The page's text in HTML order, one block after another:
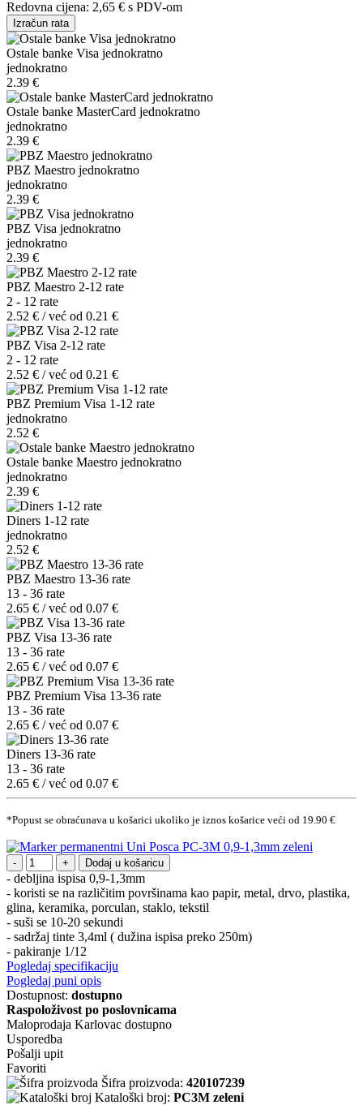
Redovna cijena: 2,65 € s PDV-om
Izračun rata
Ostale banke Visa jednokratno
jednokratno
2.39 €
Ostale banke MasterCard jednokratno
jednokratno
2.39 €
PBZ Maestro jednokratno
jednokratno
2.39 €
PBZ Visa jednokratno
jednokratno
2.39 €
PBZ Maestro 2-12 rate
2 - 12 rate
2.52 € / već od 0.21 €
PBZ Visa 2-12 rate
2 - 12 rate
2.52 € / već od 0.21 €
PBZ Premium Visa 1-12 rate
jednokratno
2.52 €
Ostale banke Maestro jednokratno
jednokratno
2.39 €
Diners 1-12 rate
jednokratno
2.52 €
PBZ Maestro 13-36 rate
13 - 36 rate
2.65 € / već od 0.07 €
PBZ Visa 13-36 rate
13 - 36 rate
2.65 € / već od 0.07 €
PBZ Premium Visa 13-36 rate
13 - 36 rate
2.65 € / već od 0.07 €
Diners 13-36 rate
13 - 36 rate
2.65 € / već od 0.07 €
*Popust se obraćunava u košarici ukoliko je iznos košarice veći od 19.90 €
Dodaj u košaricu
- debljina ispisa 0,9-1,3mm
- koristi se na različitim površinama kao papir, metal, drvo, plastika,
glina, keramika, porculan, staklo, tekstil
- suši se 10-20 sekundi
- sadržaj tinte 3,4ml ( dužina ispisa preko 250m)
- pakiranje 1/12
Pogledaj specifikaciju
Pogledaj puni opis
Dostupnost: dostupno
Raspoloživost po poslovnicama
Maloprodaja Karlovac dostupno
Usporedba
Pošalji upit
Favoriti
Šifra proizvoda: 420107239
Kataloški broj: PC3M zeleni